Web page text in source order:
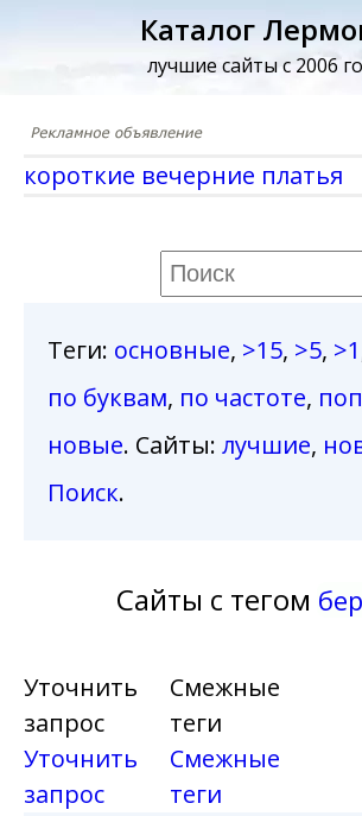
Каталог
лучшие сайты с 2006
короткие вечерние платья
Теги: основные, >15, >5, >1
по буквам, по частоте,
новые. Сайты: лучшие,
Поиск.
Сайты с тегом
Уточнить
запрос
Уточнить
запрос
Смежные
теги
Смежные
теги